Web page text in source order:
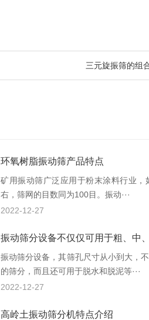
三元旋振筛的组
环氧树脂振动筛产品特点
矿用振动筛广泛应用于粉末涂料行业
右，筛网的目数同为100目。振动···
2022-12-27
振动筛分设备不仅仅可用于粗、中
振动筛分设备，其筛孔尺寸从小到大，
的筛分，而且还可用于脱水和脱泥等···
2022-12-27
高岭土振动筛分机特点介绍